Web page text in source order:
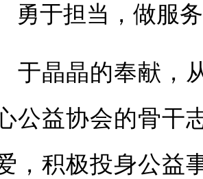
于担当，做服务
晶晶的奉献，从
公益协会的骨干
，积极投身公益